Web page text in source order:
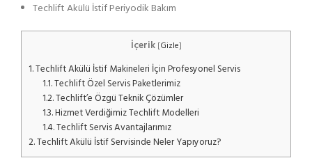
Techlift Akülü İstif Periyodik Bakım
İçerik [Gizle]
1.Techlift Akülü İstif Makineleri İçin Profesyonel Servis
1.1.Techlift Özel Servis Paketlerimiz
1.2.Techlift’e Özgü Teknik Çözümler
1.3.Hizmet Verdiğimiz Techlift Modelleri
1.4.Techlift Servis Avantajlarımız
2.Techlift Akülü İstif Servisinde Neler Yapıyoruz?